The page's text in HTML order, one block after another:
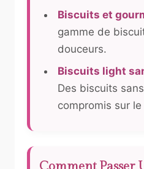
Biscuits et
gamme de
douceurs.
Biscuits light
Des biscuits
compromis sur